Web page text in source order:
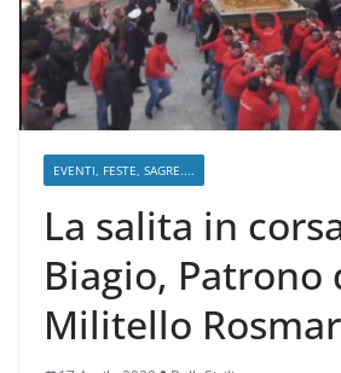
EVENTI, FESTE, SAGRE....
La salita in
Biagio, Patrono
Militello